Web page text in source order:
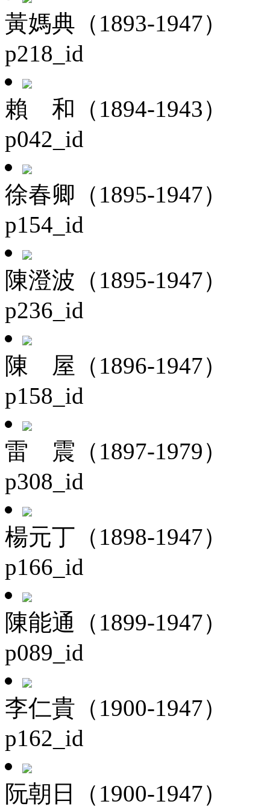
黃媽典（1893-1947）
p218_id
賴 和（1894-1943）
p042_id
徐春卿（1895-1947）
p154_id
陳澄波（1895-1947）
p236_id
陳 屋（1896-1947）
p158_id
雷 震（1897-1979）
p308_id
楊元丁（1898-1947）
p166_id
陳能通（1899-1947）
p089_id
李仁貴（1900-1947）
p162_id
阮朝日（1900-1947）